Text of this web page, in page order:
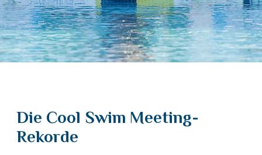
Die Cool Swim Meeting-
Rekorde